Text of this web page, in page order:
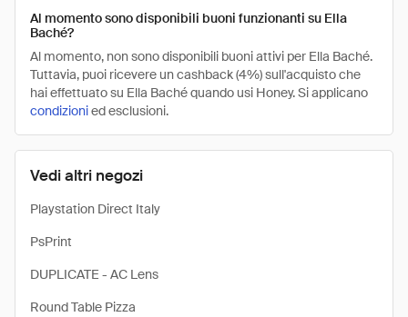
Vedi altri negozi
Playstation Direct Italy
PsPrint
DUPLICATE - AC Lens
Round Table Pizza
Al momento sono disponibili buoni funzionanti su Ella
Baché?
Al momento, non sono disponibili buoni attivi per Ella Baché.
Tuttavia, puoi ricevere un cashback (4%) sull'acquisto che
hai effettuato su Ella Baché quando usi Honey. Si applicano
condizionied esclusioni.